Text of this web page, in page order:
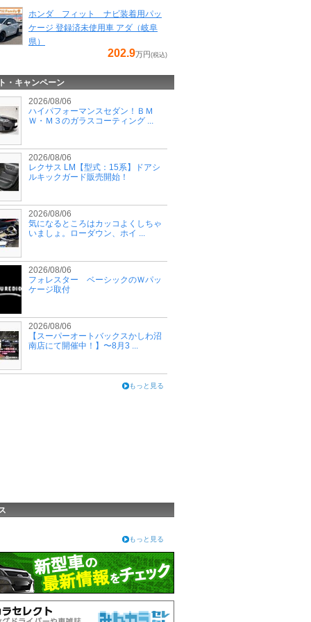
ホンダ フィット ナビ装着用パッ
ケージ 登録済未使用車 アダ（岐阜
県）
202.9万円(税込)
・キャンペーン
2026/08/06
ハイパフォーマンスセダン！ＢＭ
Ｗ・Ｍ３のガラスコーティング ...
2026/08/06
レクサス LM【型式：15系】ドアシ
ルキックガード販売開始！
2026/08/06
気になるところはカッコよくしちゃ
いましょ。ローダウン、ホイ ...
2026/08/06
フォレスター ベーシックのＷパッ
ケージ取付
2026/08/06
【スーパーオートバックスかしわ沼
南店にて開催中！】〜8月3 ...
もっと見る
もっと見る